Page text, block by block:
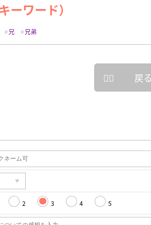
ーワード）
兄 兄弟
戻る
2 3 4 5